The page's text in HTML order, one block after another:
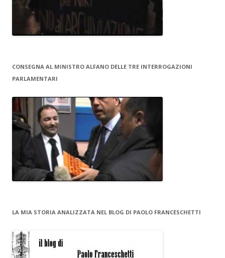
CONSEGNA AL MINISTRO ALFANO DELLE TRE INTERROGAZIONI
PARLAMENTARI
LA MIA STORIA ANALIZZATA NEL BLOG DI PAOLO FRANCESCHETTI